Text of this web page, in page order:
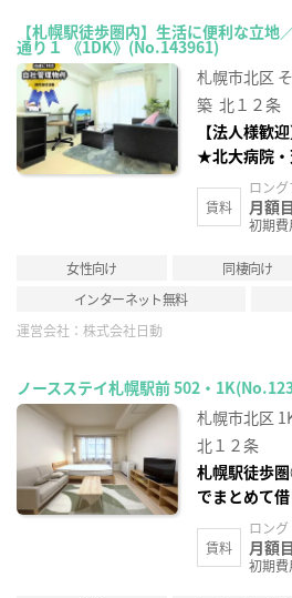
【札幌駅徒歩圏内】生活に便利な立地
通り１ 《1DK》(No.143961)
札幌市北区
築 北１２条
【法人様歓
★北大病院・
賃料
ロン
月額
初期
女性向け 同棲向け
インターネット無料
運営会社： 株式会社日動
ノースステイ札幌駅前 502・
札幌市北区
北１２条
札幌駅徒歩
でまとめて
賃料
ロング
月額
初期